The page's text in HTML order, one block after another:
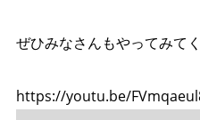
ぜひみなさんもやってみてく
https://youtu.be/